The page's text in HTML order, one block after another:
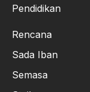
Pendidikan
Rencana
Sada Iban
Semasa